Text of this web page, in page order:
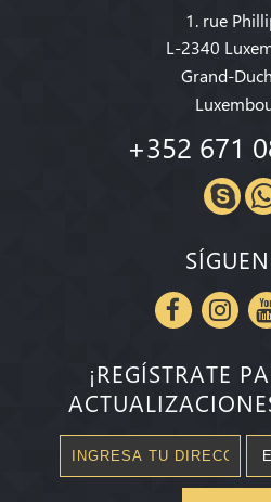
1. rue
L-2340
Grand-
+352 671
¡REGÍSTRATE